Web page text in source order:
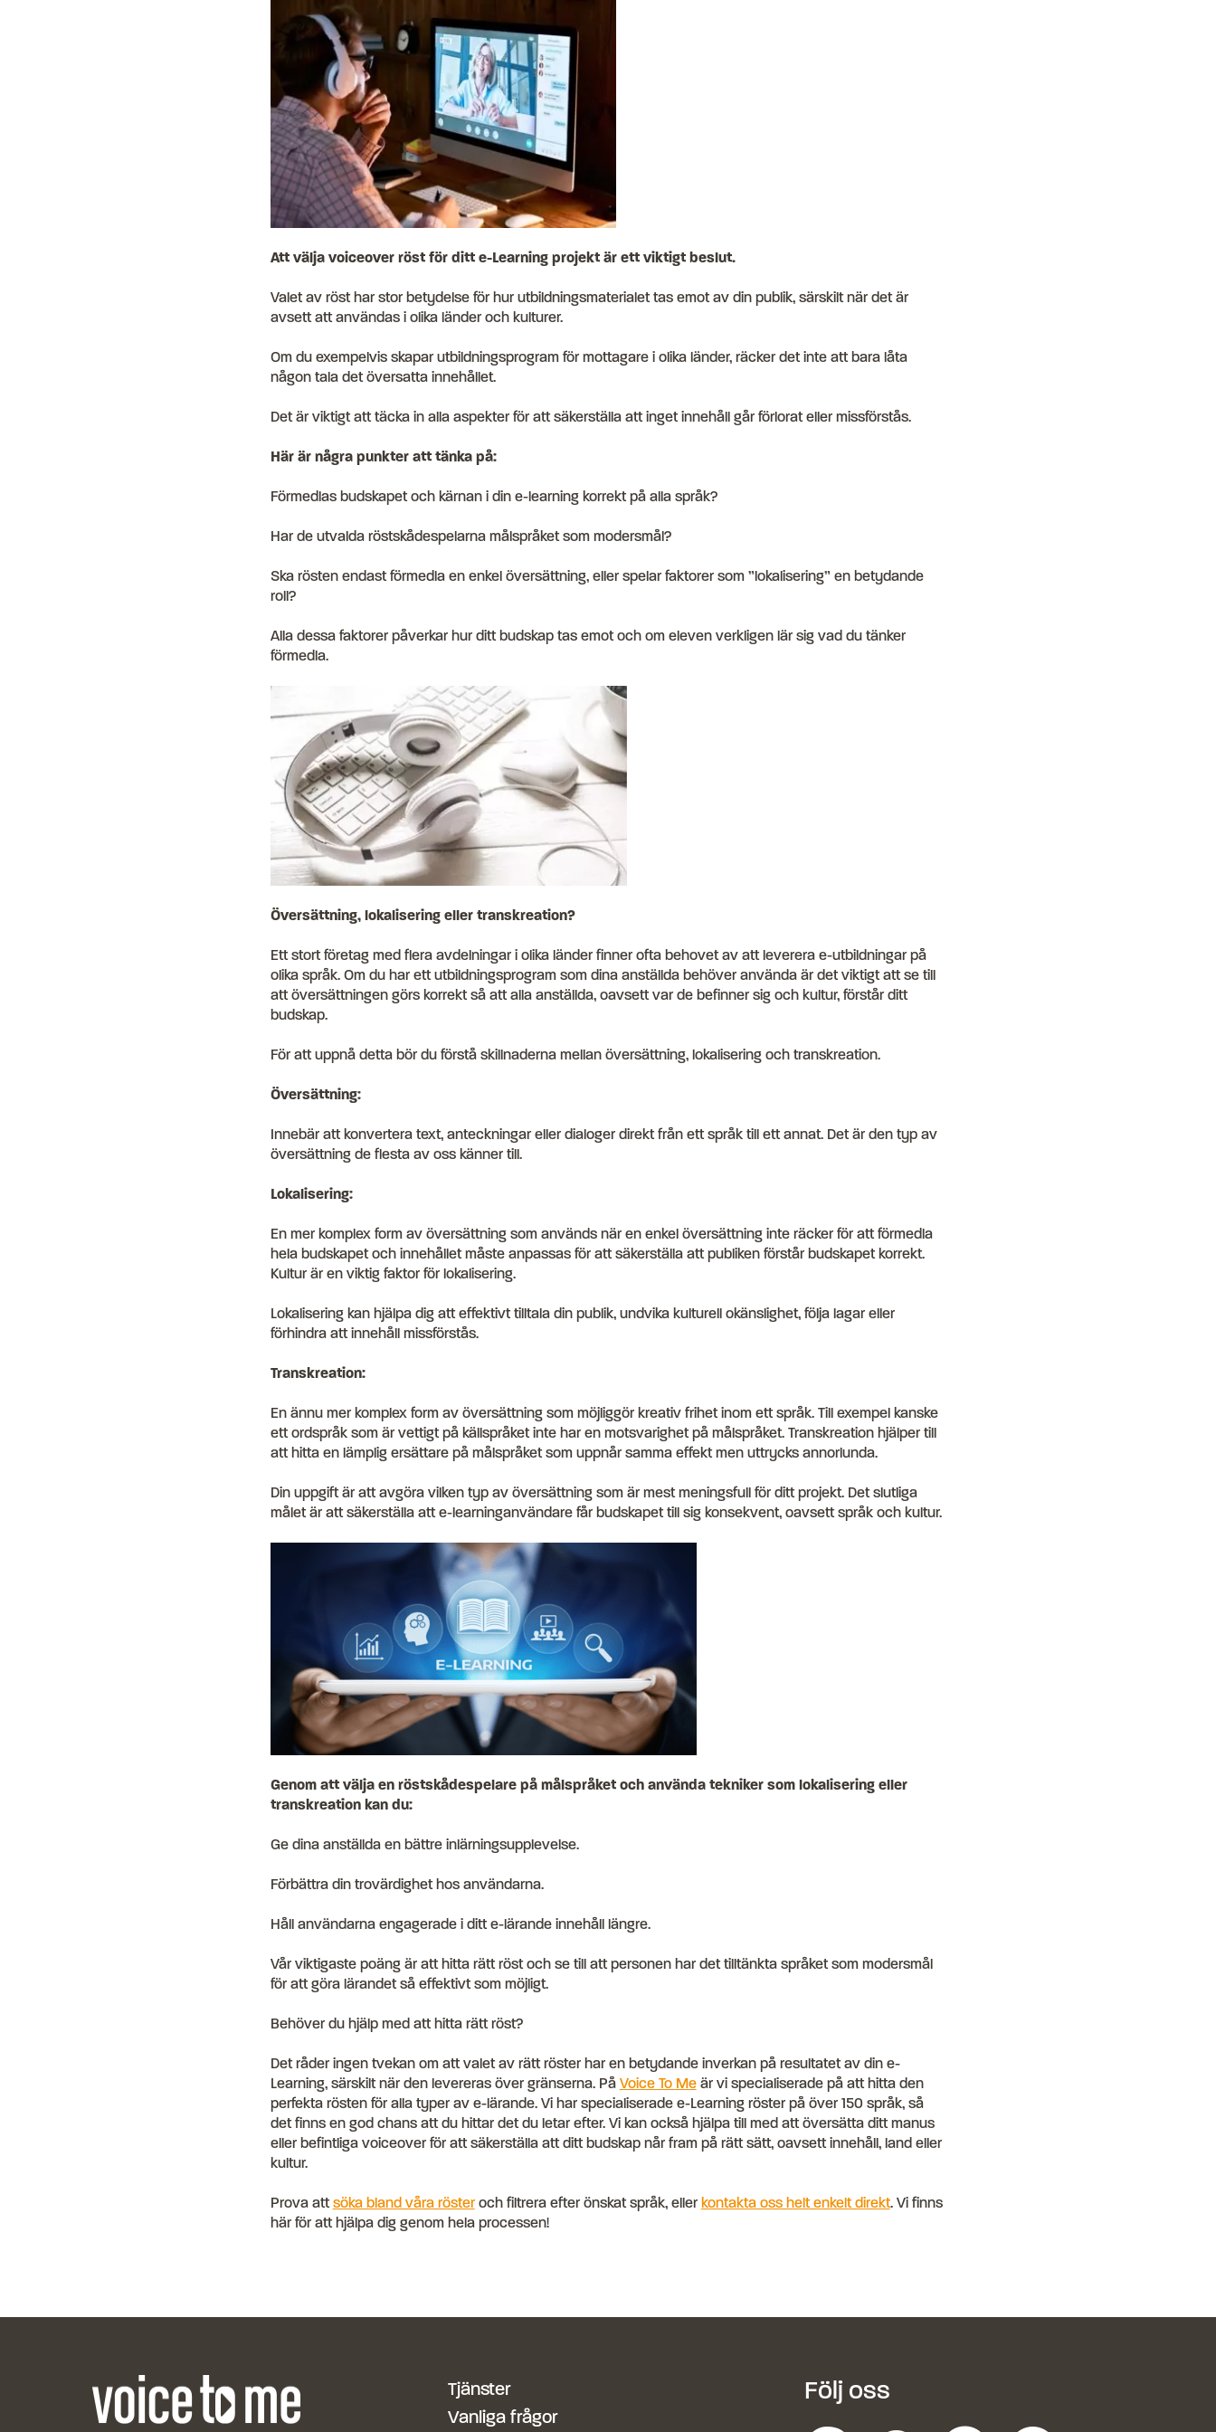
Att välja voiceover röst för ditt e-Learning projekt är ett viktigt beslut.
Valet av röst har stor betydelse för hur utbildningsmaterialet tas emot av din publik, särskilt när det är
avsett att användas i olika länder och kulturer.
Om du exempelvis skapar utbildningsprogram för mottagare i olika länder, räcker det inte att bara låta
någon tala det översatta innehållet.
Det är viktigt att täcka in alla aspekter för att säkerställa att inget innehåll går förlorat eller missförstås.
Här är några punkter att tänka på:
Förmedlas budskapet och kärnan i din e-learning korrekt på alla språk?
Har de utvalda röstskådespelarna målspråket som modersmål?
Ska rösten endast förmedla en enkel översättning, eller spelar faktorer som ”lokalisering” en betydande
roll?
Alla dessa faktorer påverkar hur ditt budskap tas emot och om eleven verkligen lär sig vad du tänker
förmedla.
Översättning, lokalisering eller transkreation?
Ett stort företag med flera avdelningar i olika länder finner ofta behovet av att leverera e-utbildningar på
olika språk. Om du har ett utbildningsprogram som dina anställda behöver använda är det viktigt att se till
att översättningen görs korrekt så att alla anställda, oavsett var de befinner sig och kultur, förstår ditt
budskap.
För att uppnå detta bör du förstå skillnaderna mellan översättning, lokalisering och transkreation.
Översättning:
Innebär att konvertera text, anteckningar eller dialoger direkt från ett språk till ett annat. Det är den typ av
översättning de flesta av oss känner till.
Lokalisering:
En mer komplex form av översättning som används när en enkel översättning inte räcker för att förmedla
hela budskapet och innehållet måste anpassas för att säkerställa att publiken förstår budskapet korrekt.
Kultur är en viktig faktor för lokalisering.
Lokalisering kan hjälpa dig att effektivt tilltala din publik, undvika kulturell okänslighet, följa lagar eller
förhindra att innehåll missförstås.
Transkreation:
En ännu mer komplex form av översättning som möjliggör kreativ frihet inom ett språk. Till exempel kanske
ett ordspråk som är vettigt på källspråket inte har en motsvarighet på målspråket. Transkreation hjälper till
att hitta en lämplig ersättare på målspråket som uppnår samma effekt men uttrycks annorlunda.
Din uppgift är att avgöra vilken typ av översättning som är mest meningsfull för ditt projekt. Det slutliga
målet är att säkerställa att e-learninganvändare får budskapet till sig konsekvent, oavsett språk och kultur.
Genom att välja en röstskådespelare på målspråket och använda tekniker som lokalisering eller
transkreation kan du:
Ge dina anställda en bättre inlärningsupplevelse.
Förbättra din trovärdighet hos användarna.
Håll användarna engagerade i ditt e-lärande innehåll längre.
Vår viktigaste poäng är att hitta rätt röst och se till att personen har det tilltänkta språket som modersmål
för att göra lärandet så effektivt som möjligt.
Behöver du hjälp med att hitta rätt röst?
Det råder ingen tvekan om att valet av rätt röster har en betydande inverkan på resultatet av din e-
Learning, särskilt när den levereras över gränserna. På Voice To Meär vi specialiserade på att hitta den
perfekta rösten för alla typer av e-lärande. Vi har specialiserade e-Learning röster på över 150 språk, så
det finns en god chans att du hittar det du letar efter. Vi kan också hjälpa till med att översätta ditt manus
eller befintliga voiceover för att säkerställa att ditt budskap når fram på rätt sätt, oavsett innehåll, land eller
kultur.
Prova att söka bland våra rösteroch filtrera efter önskat språk, eller kontakta oss helt enkelt direkt. Vi finns
här för att hjälpa dig genom hela processen!
Tjänster
Vanliga frågor
Följ oss